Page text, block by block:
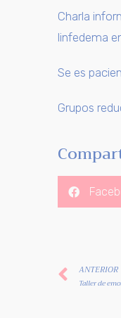
Charla
linfedema
Se es
Grupos
ANTERIOR
Taller de